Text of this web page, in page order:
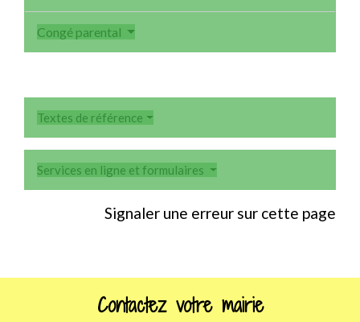
Congé parental
Textes de référence
Services en ligne et formulaires
Signaler une erreur sur cette page
Contactez votre mairie